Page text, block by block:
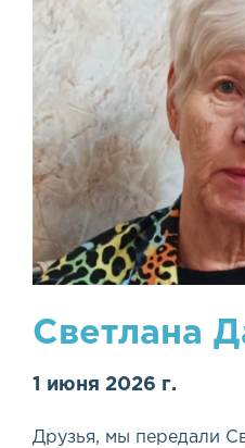
Светлана
1 июня 2026 г.
Друзья, мы передали